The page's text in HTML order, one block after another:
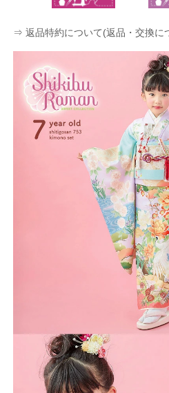
⇒ 返品特約について(返品・交換に